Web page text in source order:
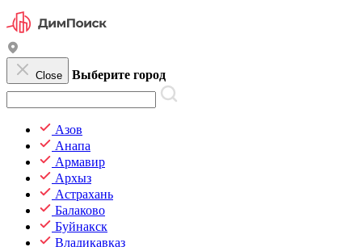
Close Выберите город
Азов
Анапа
Армавир
Архыз
Астрахань
Балаково
Буйнакск
Владикавказ